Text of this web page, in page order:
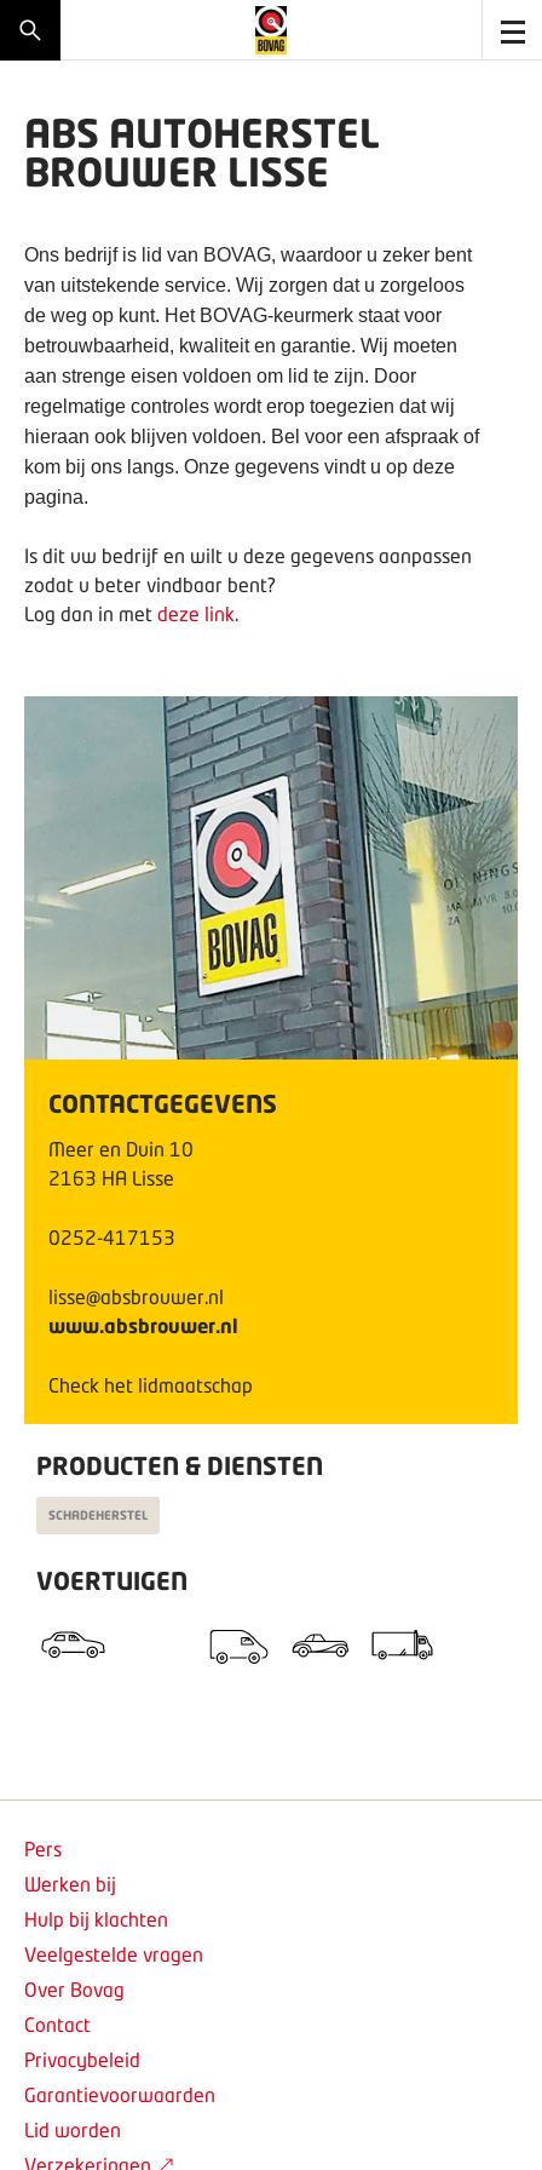
ABS AUTOHERSTEL
BROUWER LISSE
Ons bedrijf is lid van BOVAG, waardoor u zeker bent
van uitstekende service. Wij zorgen dat u zorgeloos
de weg op kunt. Het BOVAG-keurmerk staat voor
betrouwbaarheid, kwaliteit en garantie. Wij moeten
aan strenge eisen voldoen om lid te zijn. Door
regelmatige controles wordt erop toegezien dat wij
hieraan ook blijven voldoen. Bel voor een afspraak of
kom bij ons langs. Onze gegevens vindt u op deze
pagina.
Is dit uw bedrijf en wilt u deze gegevens aanpassen
zodat u beter vindbaar bent?
Log dan in met deze link.
CONTACTGEGEVENS
Meer en Duin 10
2163 HA Lisse
0252-417153
lisse@absbrouwer.nl
www.absbrouwer.nl
Check het lidmaatschap
PRODUCTEN & DIENSTEN
SCHADEHERSTEL
VOERTUIGEN
Pers
Werken bij
Hulp bij klachten
Veelgestelde vragen
Over Bovag
Contact
Privacybeleid
Garantievoorwaarden
Lid worden
Verzekeringen